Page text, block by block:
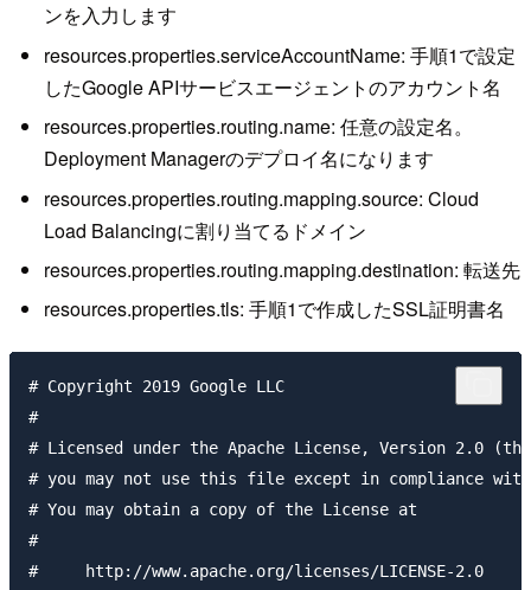
ンを入力します
resources.properties.serviceAccountName: 手順1で設定
したGoogle APIサービスエージェントのアカウント名
resources.properties.routing.name: 任意の設定名。
Deployment Managerのデプロイ名になります
resources.properties.routing.mapping.source: Cloud
Load Balancingに割り当てるドメイン
resources.properties.routing.mapping.destination: 転送先
resources.properties.tls: 手順1で作成したSSL証明書名
# Copyright 2019 Google LLC
#
# Licensed under the Apache License, Version 2.0
# you may not use this file except in compliance
# You may obtain a copy of the License at
#
#     http://www.apache.org/licenses/LICENSE-2.0